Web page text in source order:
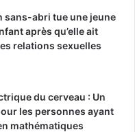
sans-abri tue une jeune
après qu’elle ait
relations sexuelles
du cerveau : Un
les personnes ayant
mathématiques